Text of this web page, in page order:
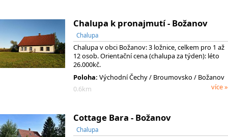
Chalupa k pronajmutí - Božanov
Chalupa
Chalupa v obci Božanov: 3 ložnice, celkem pro 1 až
12 osob. Orientační cena (chalupa za týden): léto
26.000kč.
Poloha: Východní Čechy/ Broumovsko / Božanov
0.6km
více »
Cottage Bara - Božanov
Chalupa